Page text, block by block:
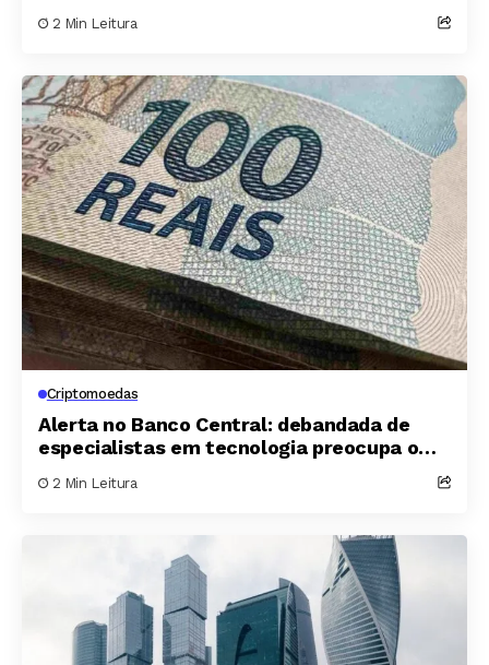
2 Min Leitura
Criptomoedas
Alerta no Banco Central: debandada de
especialistas em tecnologia preocupa o
2 Min Leitura